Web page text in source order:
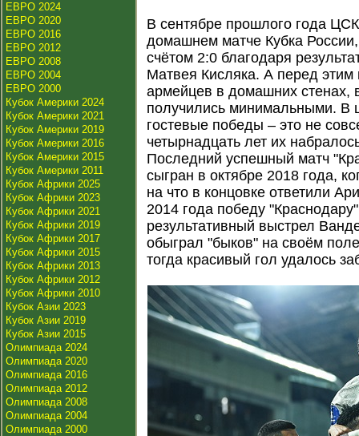
ЕВРО 2024
ЕВРО 2020
ЕВРО 2016
ЕВРО 2012
ЕВРО 2008
ЕВРО 2004
ЕВРО 2000
Кубок Америки 2024
Кубок Америки 2021
Кубок Америки 2019
Кубок Америки 2016
Кубок Америки 2015
Кубок Америки 2011
Кубок Африки 2025
Кубок Африки 2023
Кубок Африки 2021
Кубок Африки 2019
Кубок Африки 2017
Кубок Африки 2015
Кубок Африки 2013
Кубок Африки 2012
Кубок Африки 2010
Кубок Азии 2023
Кубок Азии 2019
Кубок Азии 2015
Олимпиада 2024
Олимпиада 2020
Олимпиада 2016
Олимпиада 2012
Олимпиада 2008
Олимпиада 2004
Олимпиада 2000
В сентябре прошлого года
домашнем матче Кубка
счётом 2:0 благодаря
Матвея Кисляка. А перед
армейцев в домашних стенах,
получились минимальными. В
гостевые победы – это не
четырнадцать лет их
Последний успешный матч
сыгран в октябре 2018 года,
на что в концовке ответили
2014 года победу
результативный выстрел
обыграл "быков" на своём
тогда красивый гол удалось